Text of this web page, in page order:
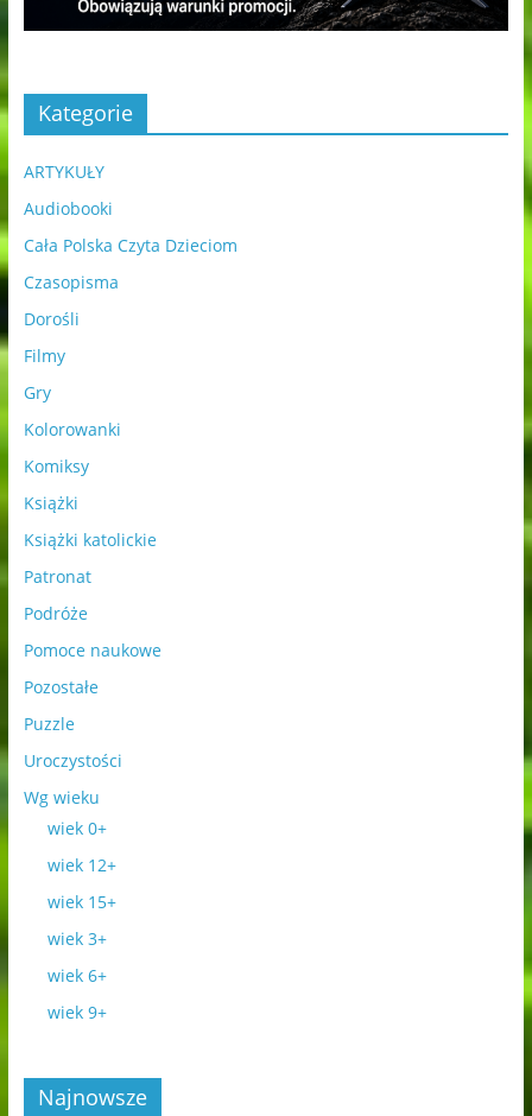
Kategorie
ARTYKUŁY
Audiobooki
Cała Polska Czyta Dzieciom
Czasopisma
Dorośli
Filmy
Gry
Kolorowanki
Komiksy
Książki
Książki katolickie
Patronat
Podróże
Pomoce naukowe
Pozostałe
Puzzle
Uroczystości
Wg wieku
wiek 0+
wiek 12+
wiek 15+
wiek 3+
wiek 6+
wiek 9+
Najnowsze